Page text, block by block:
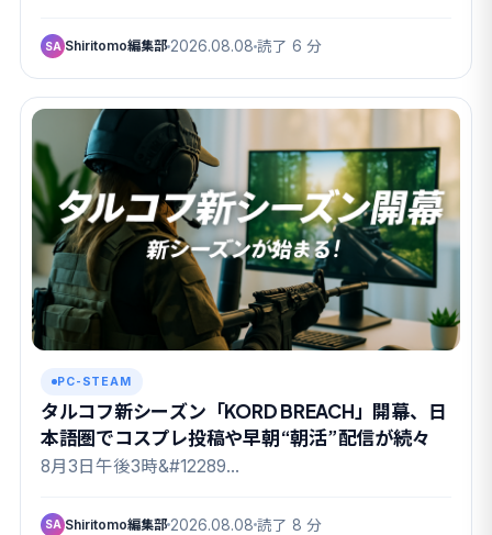
SA Shiritomo編集部 2026.08.08 読了 6 分
PC-STEAM
タルコフ新シーズン「KORD BREACH」開幕、日
本語圏でコスプレ投稿や早朝“朝活”配信が続々
8月3日午後3時&#12289…
SA Shiritomo編集部 2026.08.08 読了 8 分